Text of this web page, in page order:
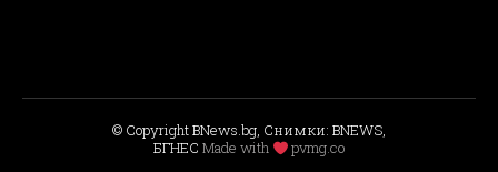
© Copyright BNews.bg, Снимки: BNEWS,
БГНЕС Мade with pvmg.co